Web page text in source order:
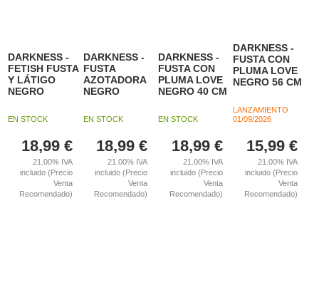
DARKNESS -
FETISH FUSTA
Y LÁTIGO
NEGRO
EN STOCK
18,99 €
21.00% IVA
incluido (Precio
Venta
Recomendado)
DARKNESS -
FUSTA
AZOTADORA
NEGRO
EN STOCK
18,99 €
21.00% IVA
incluido (Precio
Venta
Recomendado)
DARKNESS -
FUSTA CON
PLUMA LOVE
NEGRO 40 CM
EN STOCK
18,99 €
21.00% IVA
incluido (Precio
Venta
Recomendado)
DARKNESS -
FUSTA CON
PLUMA LOVE
NEGRO 56 CM
LANZAMIENTO
01/09/2026
15,99 €
21.00% IVA
incluido (Precio
Venta
Recomendado)